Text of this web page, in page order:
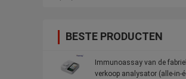
BESTE PRODUCTEN
Immunoassay van de
verkoop analysator (alle-in-